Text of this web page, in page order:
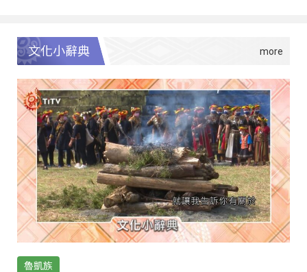
文化小辭典
魯凱族